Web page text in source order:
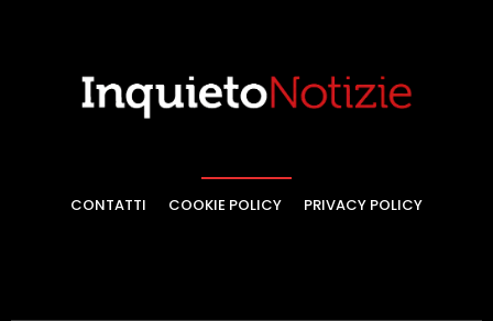
CONTATTI COOKIE POLICY PRIVACY POLICY